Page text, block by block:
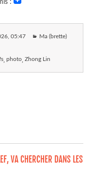
:
, 05:47 Ma (brette)
photo Zhong Lin
VA CHERCHER DANS LES